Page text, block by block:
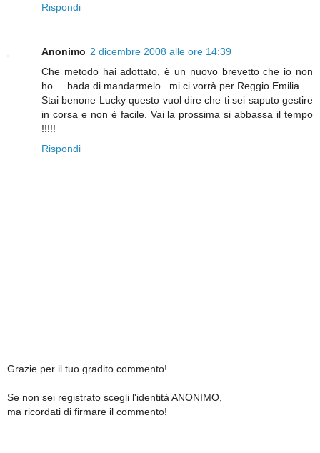
Rispondi
Anonimo 2 dicembre 2008 alle ore 14:39
Che metodo hai adottato, è un nuovo brevetto che io non
ho.....bada di mandarmelo...mi ci vorrà per Reggio Emilia.
Stai benone Lucky questo vuol dire che ti sei saputo gestire
in corsa e non è facile. Vai la prossima si abbassa il tempo
!!!!!
Rispondi
Grazie per il tuo gradito commento!
Se non sei registrato scegli l'identità ANONIMO,
ma ricordati di firmare il commento!